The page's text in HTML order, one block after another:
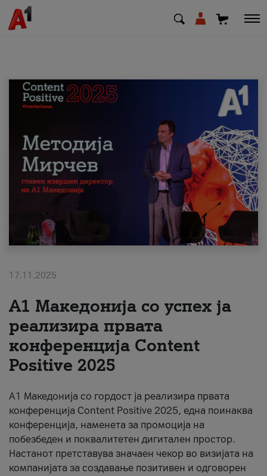
МК EN
Приватни Деловни
Поддршка
Надополни кредит
#ПодобарОнлајн
17.11.2025
А1 Македонија со успех ја
реализира првата
конференција Content
Positive 2025
А1 Македонија со гордост ја реализира првата
конференција Content Positive 2025, една поинаква
конференција, наменета за промоција на
побезбеден и поквалитетен дигитален простор.
Настанот претставува значаен чекор во визијата на
компанијата за создавање позитивен и одговорен